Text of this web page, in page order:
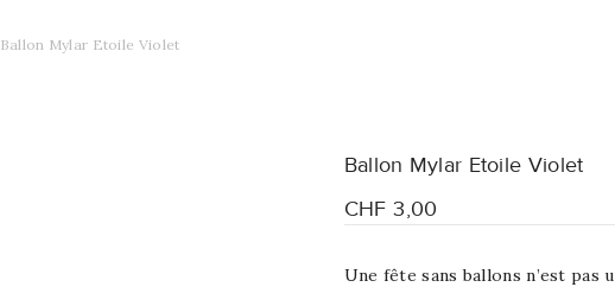
Ballon Mylar Etoile Violet
Ballon Mylar Etoile Violet
CHF 3,00
Une fête sans ballons n’est pas